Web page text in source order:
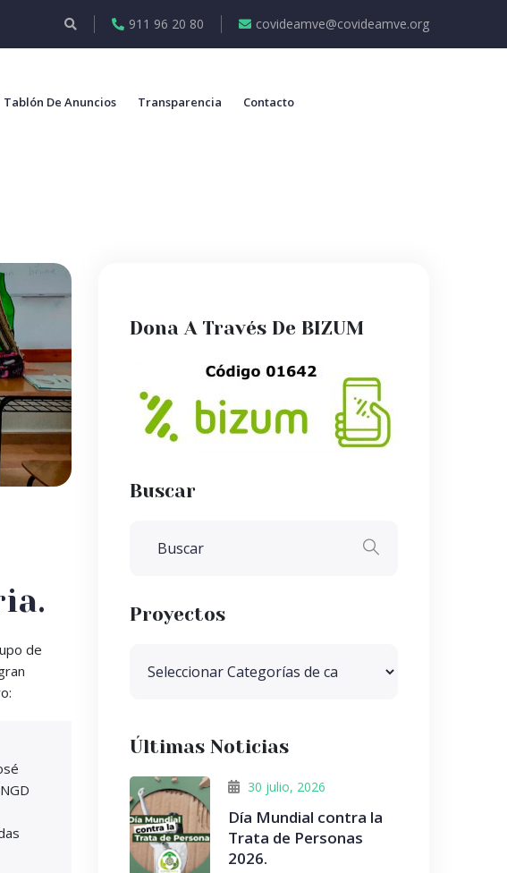
911 96 20 80 covideamve@covideamve.org
Tablón De Anuncios Transparencia Contacto
de
Dona A Través De BIZUM
Buscar
Proyectos
Últimas Noticias
30 julio, 2026
Día Mundial contra la
Trata de Personas
2026.